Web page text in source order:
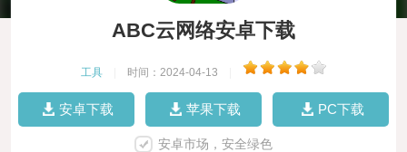
ABC云网络安卓下载
工具 时间：2024-04-13
安卓下载 苹果下载 PC下载
安卓市场，安全绿色